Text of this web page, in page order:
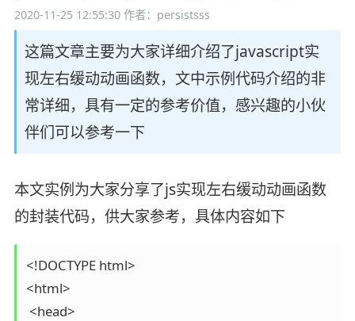
2020-11-25 12:55:30作者：persistsss
这篇文章主要为大家详细介绍了javascript实
现左右缓动动画函数，文中示例代码介绍的非
常详细，具有一定的参考价值，感兴趣的小伙
伴们可以参考一下
本文实例为大家分享了js实现左右缓动动画函数
的封装代码，供大家参考，具体内容如下
<!DOCTYPE html>
<html>
<head>